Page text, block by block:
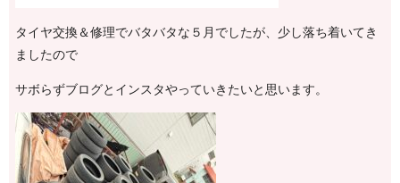
タイヤ交換＆修理でバタバタな５月でしたが、少し落ち着いてき
ましたので
サボらずブログとインスタやっていきたいと思います。